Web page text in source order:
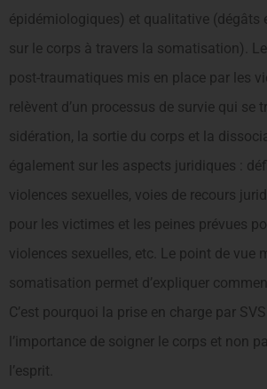
épidémiologiques) et qualitative (dégâts
sur le corps à travers la somatisation).
post-traumatiques mis en place par les
relèvent d’un processus de survie qui se
sidération, la sortie du corps et la
également sur les aspects juridiques :
violences sexuelles, voies de recours
pour les victimes et les peines prévues
violences sexuelles, etc. Le point de vue
somatisation permet d’expliquer
C’est pourquoi la prise en charge par
l’importance de soigner le corps et non
l’esprit.